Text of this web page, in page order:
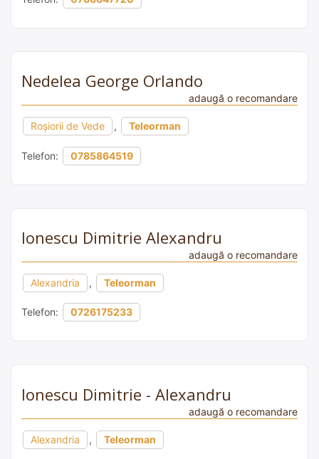
Nedelea George Orlando
adaugă o recomandare
Roșiorii de Vede , Teleorman
Telefon: 0785864519
Ionescu Dimitrie Alexandru
adaugă o recomandare
Alexandria , Teleorman
Telefon: 0726175233
Ionescu Dimitrie - Alexandru
adaugă o recomandare
Alexandria , Teleorman